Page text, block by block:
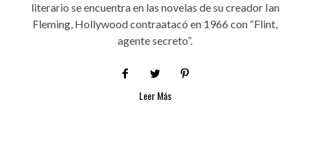
literario se encuentra en las novelas de su creador Ian
Fleming, Hollywood contraatacó en 1966 con “Flint,
agente secreto”.
Leer Más